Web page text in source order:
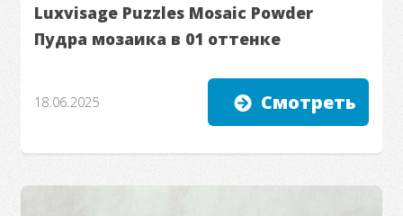
Luxvisage Puzzles Mosaic Powder
Пудра мозаика в 01 оттенке
18.06.2025 Смотреть